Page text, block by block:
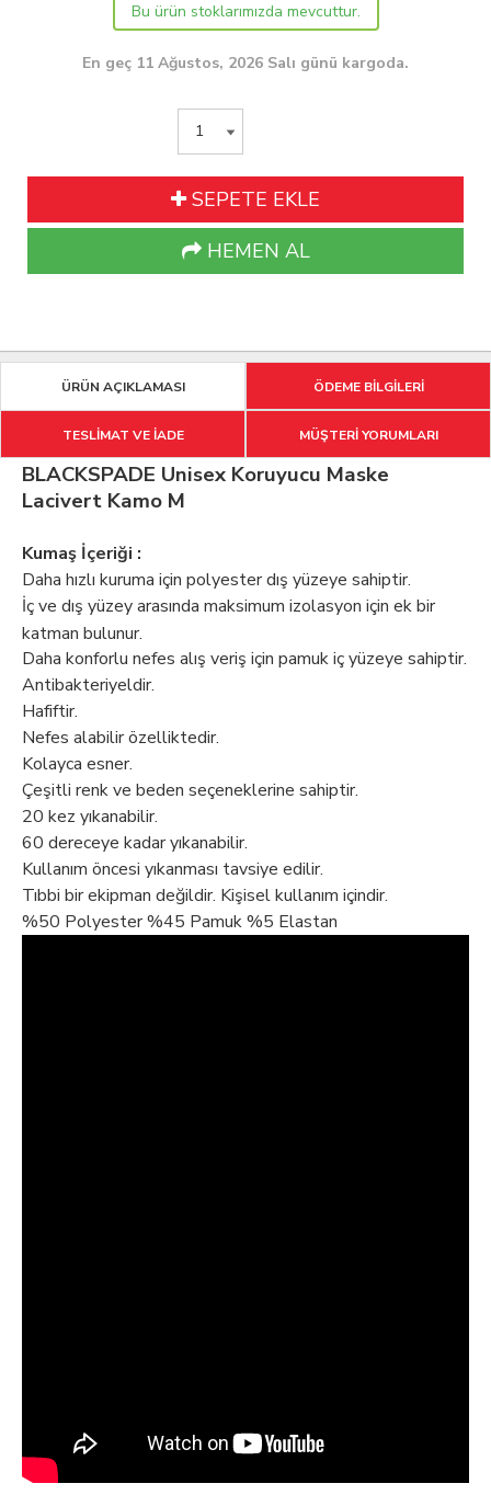
Bu ürün stoklarımızda mevcuttur.
En geç 11 Ağustos, 2026 Salı günü kargoda.
SEPETE EKLE
HEMEN AL
ÜRÜN AÇIKLAMASI ÖDEME BİLGİLERİ
TESLİMAT VE İADE MÜŞTERİ YORUMLARI
BLACKSPADE Unisex Koruyucu Maske
Lacivert Kamo M
Kumaş İçeriği :
Daha hızlı kuruma için polyester dış yüzeye sahiptir.
İç ve dış yüzey arasında maksimum izolasyon için ek bir
katman bulunur.
Daha konforlu nefes alış veriş için pamuk iç yüzeye sahiptir.
Antibakteriyeldir.
Hafiftir.
Nefes alabilir özelliktedir.
Kolayca esner.
Çeşitli renk ve beden seçeneklerine sahiptir.
20 kez yıkanabilir.
60 dereceye kadar yıkanabilir.
Kullanım öncesi yıkanması tavsiye edilir.
Tıbbi bir ekipman değildir. Kişisel kullanım içindir.
%50 Polyester %45 Pamuk %5 Elastan